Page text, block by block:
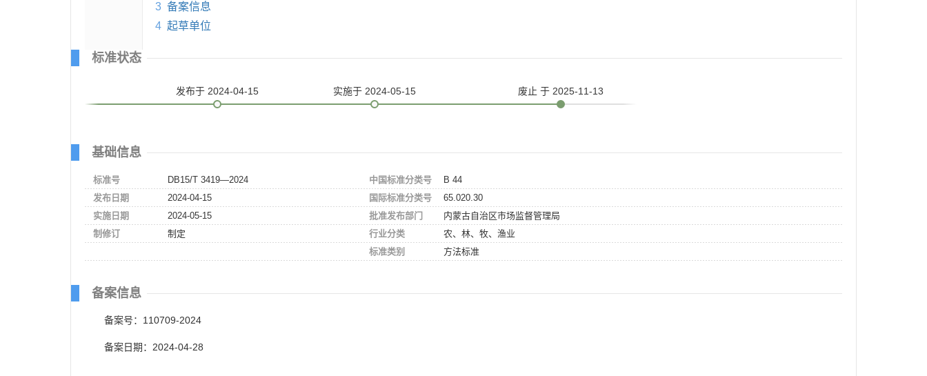
3 备案信息
4 起草单位
标准状态
发布于 2024-04-15 实施于 2024-05-15 废止 于 2025-11-13
基础信息
标准号
DB15/T 3419—2024
发布日期
2024-04-15
实施日期
2024-05-15
制修订
制定
中国标准分类号
B 44
国际标准分类号
65.020.30
批准发布部门
内蒙古自治区市场监督管理局
行业分类
农、林、牧、渔业
标准类别
方法标准
备案信息
备案号：110709-2024
备案日期：2024-04-28